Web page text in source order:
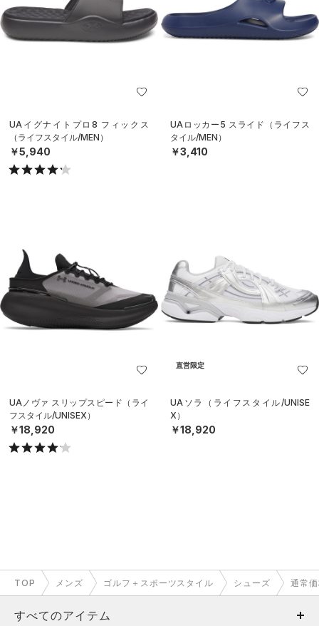
UAイグナイトプロ8 フィックス
（ライフスタイル/MEN）
￥5,940
UAロッカー5 スライド（ライフス
タイル/MEN）
￥3,410
UAノヴァ スリップスピード（ライ
フスタイル/UNISEX）
￥18,920
直営限定
UAソラ（ライフスタイル/UNISE
X）
￥18,920
TOP メンズ ゴルフ＋スポーツスタイル シューズ 通常
すべてのアイテム